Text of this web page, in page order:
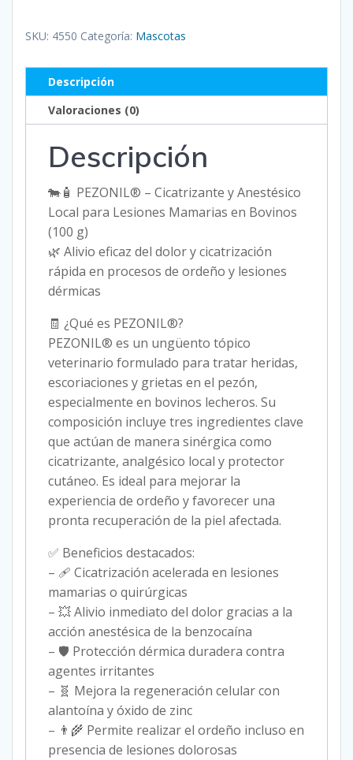
ANESTESICA
CICATRIZANTE
cantidad
SKU: 4550 Categoría: Mascotas
Descripción
Valoraciones (0)
Descripción
🐄🧴 PEZONIL® – Cicatrizante y Anestésico
Local para Lesiones Mamarias en Bovinos
(100 g)
🌿 Alivio eficaz del dolor y cicatrización
rápida en procesos de ordeño y lesiones
dérmicas
🧾 ¿Qué es PEZONIL®?
PEZONIL® es un ungüento tópico
veterinario formulado para tratar heridas,
escoriaciones y grietas en el pezón,
especialmente en bovinos lecheros. Su
composición incluye tres ingredientes clave
que actúan de manera sinérgica como
cicatrizante, analgésico local y protector
cutáneo. Es ideal para mejorar la
experiencia de ordeño y favorecer una
pronta recuperación de la piel afectada.
✅ Beneficios destacados:
– 🩹 Cicatrización acelerada en lesiones
mamarias o quirúrgicas
– 💥 Alivio inmediato del dolor gracias a la
acción anestésica de la benzocaína
– 🛡️ Protección dérmica duradera contra
agentes irritantes
– 🧬 Mejora la regeneración celular con
alantoína y óxido de zinc
– 👨‍🌾 Permite realizar el ordeño incluso en
presencia de lesiones dolorosas